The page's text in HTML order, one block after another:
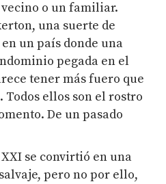
o un familiar.
una suerte de
un país donde una
pegada en el
tener más fuero que
ellos son el rostro
De un pasado
se convirtió en una
pero no por ello,